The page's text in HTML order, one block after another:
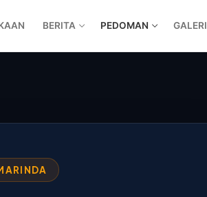
BERITA PEDOMAN GALERI